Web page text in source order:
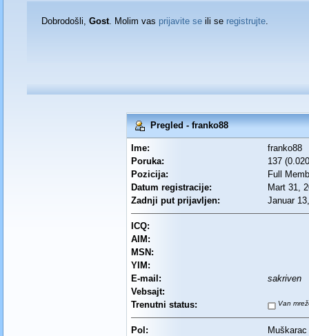
Dobrodošli, Gost. Molim vas prijavite seili se registrujte.
Pregled - franko88
Ime:
franko88
Poruka:
137
Pozicija:
Full
Datum registracije:
Mart 31,
Zadnji put prijavljen:
Januar
ICQ:
AIM:
MSN:
YIM:
E-mail:
sakriven
Vebsajt:
Trenutni status:
Van
Pol:
Muškarac